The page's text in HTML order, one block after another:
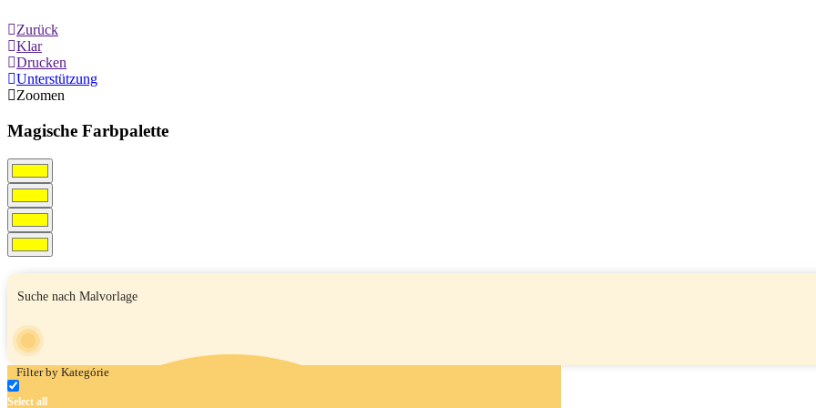
Zurück
Klar
Drucken
Unterstützung
Zoomen
Magische Farbpalette
Filter by Kategórie
Select all